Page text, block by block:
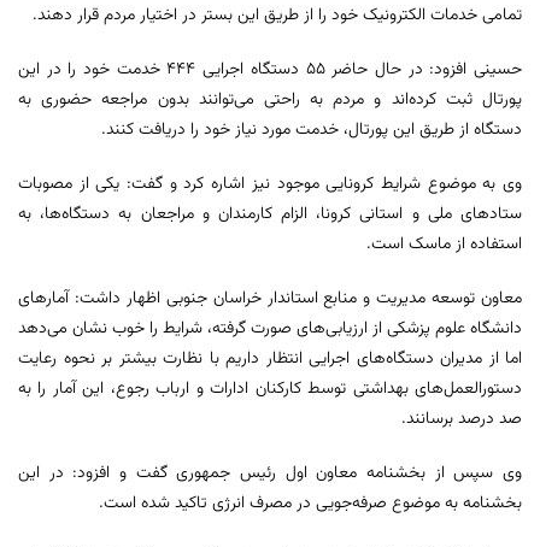
تمامی خدمات الکترونیک خود را از طریق این بستر در اختیار مردم قرار دهند.
حسینی افزود: در حال حاضر ۵۵ دستگاه اجرایی ۴۴۴ خدمت خود را در این
پورتال ثبت کرده‌اند و مردم به راحتی می‌توانند بدون مراجعه حضوری به
دستگاه از طریق این پورتال، خدمت مورد نیاز خود را دریافت کنند.
وی به موضوع شرایط کرونایی موجود نیز اشاره کرد و گفت: یکی از مصوبات
ستادهای ملی و استانی کرونا، الزام کارمندان و مراجعان به دستگاه‌ها، به
استفاده از ماسک است.
معاون توسعه مدیریت و منابع استاندار خراسان جنوبی اظهار داشت: آمارهای
دانشگاه علوم پزشکی از ارزیابی‌های صورت گرفته، شرایط را خوب نشان می‌دهد
اما از مدیران دستگاه‌های اجرایی انتظار داریم با نظارت بیشتر بر نحوه رعایت
دستورالعمل‌های بهداشتی توسط کارکنان ادارات و ارباب رجوع، این آمار را به
صد درصد برسانند.
وی سپس از بخشنامه معاون اول رئیس جمهوری گفت و افزود: در این
بخشنامه به موضوع صرفه‌جویی در مصرف انرژی تاکید شده است.